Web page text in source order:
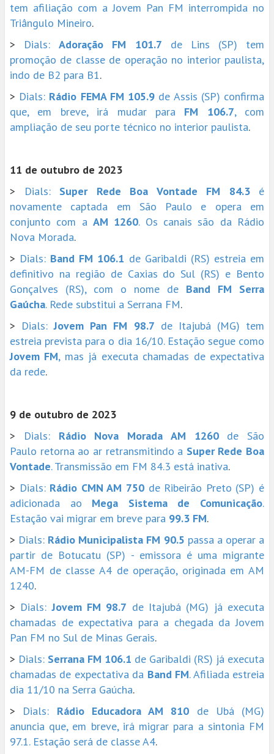
tem afiliação com a Jovem Pan FM interrompida no
Triângulo Mineiro.
> Dials:Adoração FM 101.7 de Lins (SP) tem
promoção de classe de operação no interior paulista,
indo de B2 para B1.
> Dials: Rádio FEMA FM 105.9 de Assis (SP) confirma
que, em breve, irá mudar para FM 106.7, com
ampliação de seu porte técnico no interior paulista.
11 de outubro de 2023
>
Dials: Super Rede Boa Vontade FM 84.3é
novamente captada em São Paulo e opera em
conjunto com a AM 1260. Os canais são da Rádio
Nova Morada.
> Dials: Band FM 106.1 de Garibaldi (RS) estreia em
definitivo na região de Caxias do Sul (RS) e Bento
Gonçalves (RS), com o nome de Band FM Serra
Gaúcha. Rede substitui a Serrana FM.
> Dials:Jovem Pan FM 98.7 de Itajubá (MG) tem
estreia prevista para o dia 16/10. Estação segue como
Jovem FM, mas já executa chamadas de expectativa
da rede.
9 de outubro de 2023
> Dials: Rádio Nova Morada AM 1260de São
Paulo retorna ao ar retransmitindo a Super Rede Boa
Vontade. Transmissão em FM 84.3 está inativa.
> Dials: Rádio CMN AM 750 de Ribeirão Preto (SP) é
adicionada ao Mega Sistema de Comunicação.
Estação vai migrar em breve para 99.3 FM.
> Dials: Rádio Municipalista FM 90.5 passa a operar a
partir de Botucatu (SP) - emissora é uma migrante
AM-FM de classe A4 de operação, originada em AM
1240.
> Dials:Jovem FM 98.7 de Itajubá (MG) já executa
chamadas de expectativa para a chegada da Jovem
Pan FM no Sul de Minas Gerais.
> Dials: Serrana FM 106.1 de Garibaldi (RS) já executa
chamadas de expectativa da Band FM. Afiliada estreia
dia 11/10 na Serra Gaúcha.
> Dials: Rádio Educadora AM 810 de Ubá (MG)
anuncia que, em breve, irá migrar para a sintonia FM
97.1. Estação será de classe A4.